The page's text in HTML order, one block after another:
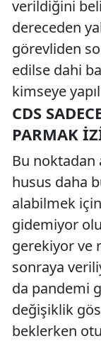
verildiğini
dereceden
görevliden
edilse dahi
kimseye
CDS
PARMAK
Bu noktadan
husus daha
alabilmek
gidemiyor
gerekiyor ve
sonraya
da pandemi
değişiklik
beklerken